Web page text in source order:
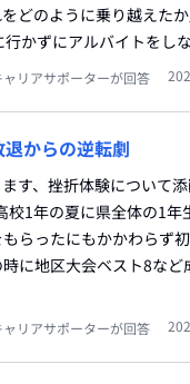
どのように乗り越えた
行かずにアルバイトをし
ャリアサポーターが回答
からの逆転劇
す、挫折体験について
校1年の夏に県全体の1年
らったにもかかわらず
に地区大会ベスト8など
ャリアサポーターが回答